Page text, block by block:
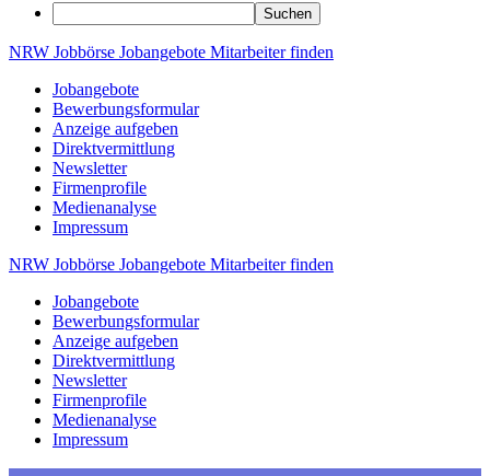
Suchen
Zum
springen
NRW Jobbörse Jobangebote Mitarbeiterfinden
Jobangebote
Bewerbungsformular
Anzeige aufgeben
Direktvermittlung
Newsletter
Firmenprofile
Medienanalyse
Impressum
NRW Jobbörse Jobangebote Mitarbeiterfinden
Jobangebote
Bewerbungsformular
Anzeige aufgeben
Direktvermittlung
Newsletter
Firmenprofile
Medienanalyse
Impressum